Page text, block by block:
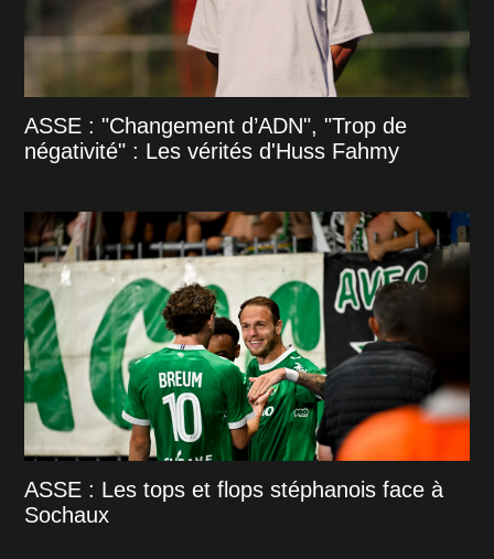
ASSE : "Changement d’ADN", "Trop de
négativité" : Les vérités d'Huss Fahmy
ASSE : Les tops et flops stéphanois face à
Sochaux